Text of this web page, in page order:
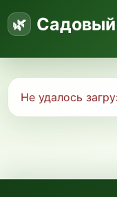
Садовый
Не удалось